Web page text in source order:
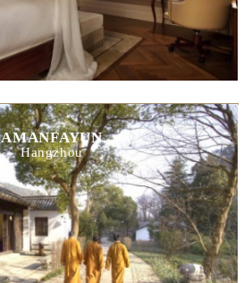
AMANFAYUN
Hangzhou